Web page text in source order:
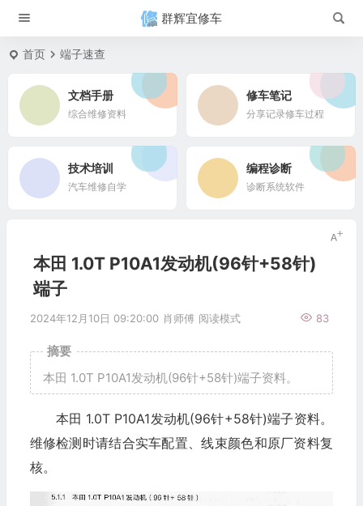
群辉宜修车
首页 端子速查
文档手册
综合维修资料
修车笔记
分享记录修车过程
技术培训
汽车维修自学
编程诊断
诊断系统软件
本田 1.0T P10A1发动机(96针+58针)
端子
2024年12月10日 09:20:00 肖师傅 83
阅读模式
摘要
本田 1.0T P10A1发动机(96针+58针)端子资料。
本田 1.0T P10A1发动机(96针+58针)端子资料。
维修检测时请结合实车配置、线束颜色和原厂资料复
核。